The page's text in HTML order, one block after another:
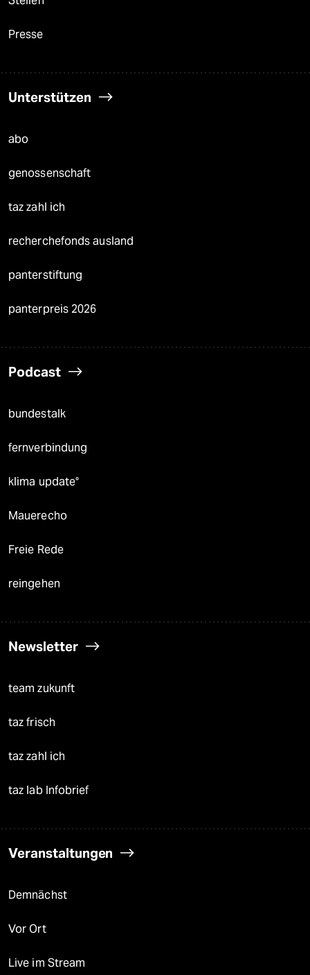
Presse
Unterstützen
abo
genossenschaft
taz zahl ich
recherchefonds ausland
panterstiftung
panterpreis 2026
Podcast
bundestalk
fernverbindung
klima update°
Mauerecho
Freie Rede
reingehen
Newsletter
team zukunft
taz frisch
taz zahl ich
taz lab Infobrief
Veranstaltungen
Demnächst
Vor Ort
Live im Stream